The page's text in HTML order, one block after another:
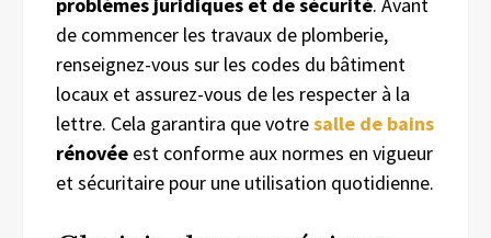
de commencer les travaux de plomberie,
renseignez-vous sur les codes du bâtiment
locaux et assurez-vous de les respecter à la
lettre. Cela garantira que votresalle de bains
rénovée est conforme aux normes en vigueur
et sécuritaire pour une utilisation quotidienne.